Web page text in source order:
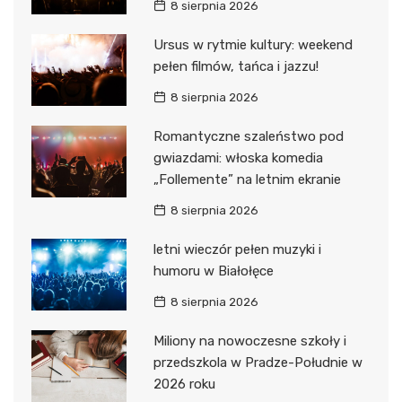
8 sierpnia 2026
Ursus w rytmie kultury: weekend
pełen filmów, tańca i jazzu!
8 sierpnia 2026
Romantyczne szaleństwo pod
gwiazdami: włoska komedia
„Follemente” na letnim ekranie
8 sierpnia 2026
letni wieczór pełen muzyki i
humoru w Białołęce
8 sierpnia 2026
Miliony na nowoczesne szkoły i
przedszkola w Pradze-Południe w
2026 roku